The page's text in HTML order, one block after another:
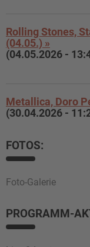
Rolling Stones,
(04.05.) »
(04.05.2026 -
Metallica, Doro
(30.04.2026 -
FOTOS:
Foto-Galerie
PROGRAMM-